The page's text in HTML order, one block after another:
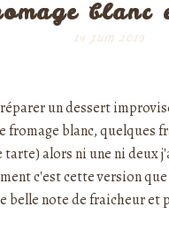
blanc
14 JUIN 2019
un dessert
blanc, quelques
alors ni une ni deux
c'est cette version
belle note de fraicheur et